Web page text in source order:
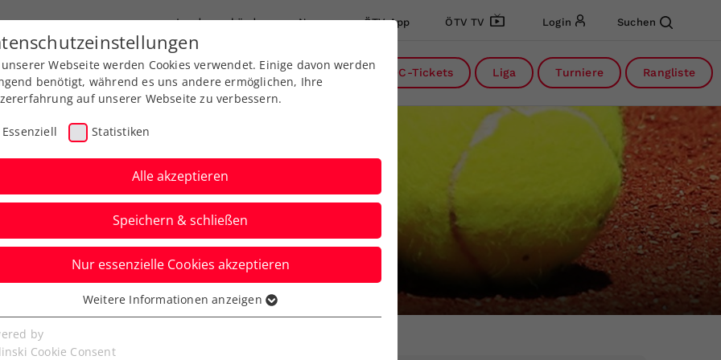
Landesverbände News ÖTV App ÖTV TV Login Suchen
Ausbildung Services Über uns DC-Tickets Liga Turniere Rangliste
Aktuelle News
Webseite werden Cookies verwendet. Einige davon werden
benötigt, während es uns andere ermöglichen, Ihre
auf unserer Webseite zu verbessern.
Essenziell Statistiken
Alle akzeptieren
Speichern & schließen
Nur essenzielle Cookies akzeptieren
Cookies werden für grundlegende Funktionen der
benötigt. Dadurch ist gewährleistet, dass die Webseite
Weitere Informationen anzeigen
by
Cookie Consent